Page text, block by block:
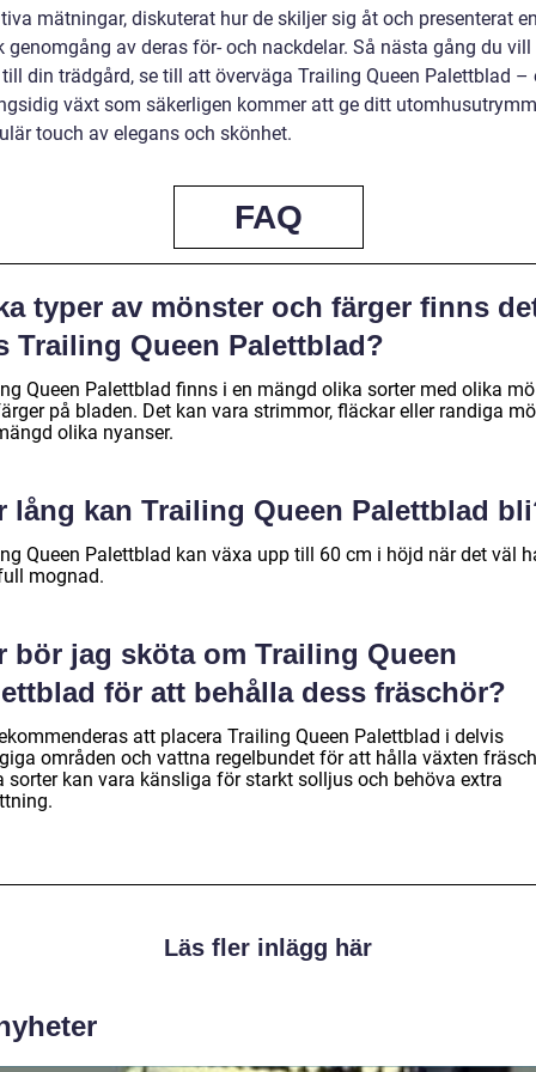
mätningar, diskuterat hur de skiljer sig åt och presenterat
genomgång av deras för- och nackdelar. Så nästa gång du
din trädgård, se till att överväga Trailing Queen Palettblad –
växt som säkerligen kommer att ge ditt
touch av elegans och skönhet.
FAQ
typer av mönster och färger finns
Trailing Queen Palettblad?
Queen Palettblad finns i en mängd olika sorter med olika
på bladen. Det kan vara strimmor, fläckar eller randiga
olika nyanser.
lång kan Trailing Queen Palettblad
Queen Palettblad kan växa upp till 60 cm i höjd när det väl
mognad.
bör jag sköta om Trailing Queen
för att behålla dess fräschör?
att placera Trailing Queen Palettblad i delvis
områden och vattna regelbundet för att hålla växten
sorter kan vara känsliga för starkt solljus och behöva extra
Läs fler inlägg här